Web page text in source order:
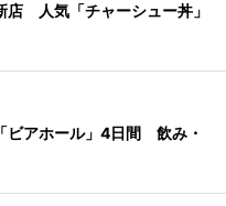
店 人気「チャーシュー丼」
ビアホール」4日間 飲み・